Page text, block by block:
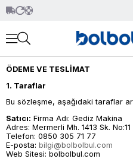
ÖDEME VE TESLİMAT
1. Taraflar
Bu sözleşme, aşağıdaki taraflar
Satıcı: Firma Adı: Gediz Makina
Adres: Mermerli Mh. 1413 Sk.
Telefon: 0850 305 71 77
E-posta: bilgi@bolbolbul.com
Web Sitesi: bolbolbul.com